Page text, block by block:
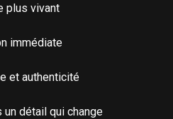
plus vivant
immédiate
et authenticité
un détail qui change